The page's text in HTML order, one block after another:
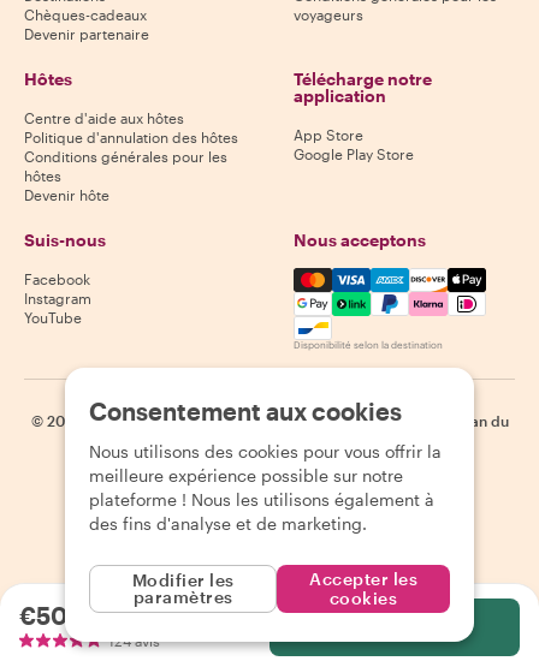
€50.00par personne
124 avis
Chèques-cadeaux
Devenir partenaire
voyageurs
Hôtes
Centre d'aide aux hôtes
Politique d'annulation des hôtes
Conditions générales pour les
hôtes
Devenir hôte
Télécharge notre
application
App Store
Google Play Store
Suis-nous
Facebook
Instagram
YouTube
Nous acceptons
Mastercard, Visa, Amex,
Disponibilité selon la destination
© 2026 Withlocals.com | Politique de confidentialité | Cookies
Plan du
site
Consentement aux cookies
Nous utilisons des cookies pour vous offrir la
meilleure expérience possible sur notre
plateforme ! Nous les utilisons également à
des fins d'analyse et de marketing.
Modifier les
paramètres
Accepter les
cookies